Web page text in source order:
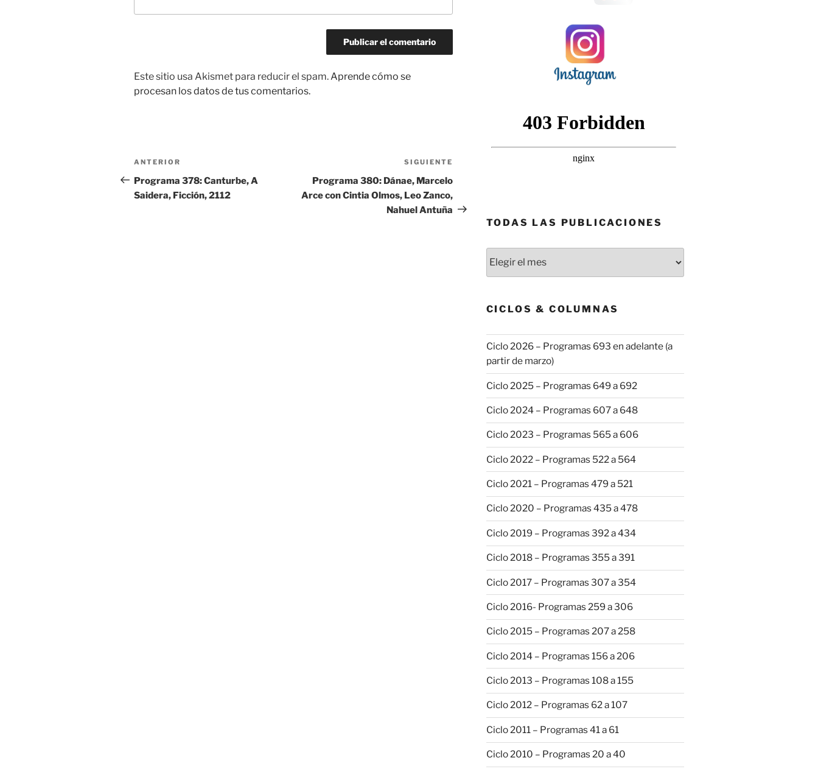
Este sitio usa Akismet para reducir el spam. Aprende cómo se
procesan los datos de tus comentarios.
Navegación
de
entradas
Entrada
anterior:
ANTERIOR
Programa 378: Canturbe, A
Saidera, Ficción, 2112
SIGUIENTE
Programa 380: Dánae, Marcelo
Arce con Cintia Olmos, Leo Zanco,
Nahuel Antuña
TODAS LAS PUBLICACIONES
las
CICLOS & COLUMNAS
Ciclo 2026 – Programas 693 en adelante (a
partir de marzo)
Ciclo 2025 – Programas 649 a 692
Ciclo 2024 – Programas 607 a 648
Ciclo 2023 – Programas 565 a 606
Ciclo 2022 – Programas 522 a 564
Ciclo 2021 – Programas 479 a 521
Ciclo 2020 – Programas 435 a 478
Ciclo 2019 – Programas 392 a 434
Ciclo 2018 – Programas 355 a 391
Ciclo 2017 – Programas 307 a 354
Ciclo 2016- Programas 259 a 306
Ciclo 2015 – Programas 207 a 258
Ciclo 2014 – Programas 156 a 206
Ciclo 2013 – Programas 108 a 155
Ciclo 2012 – Programas 62 a 107
Ciclo 2011 – Programas 41 a 61
Ciclo 2010 – Programas 20 a 40